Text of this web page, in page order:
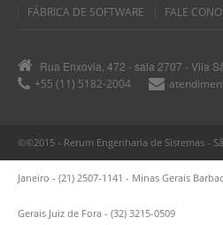
FÁBRICA DE SOFTWARE
FALE
Rua Enxovia, 472 - sala 2707 - Vila
+55 (11) 5182-2004
©©2015 - Rerum Engenharia de Sistemas -
Janeiro - (21) 2507-1141 - Minas Gerais
Gerais Juiz de Fora - (32) 3215-0509